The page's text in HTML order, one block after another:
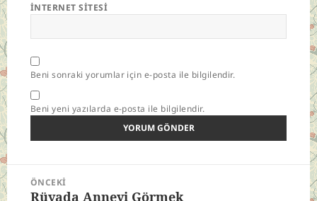
İNTERNET SITESI
Beni sonraki yorumlar için e-posta ile bilgilendir.
Beni yeni yazılarda e-posta ile bilgilendir.
Yazı
gezinmesi
ÖNCEKI
Önceki
Rüyada Anneyi Görmek